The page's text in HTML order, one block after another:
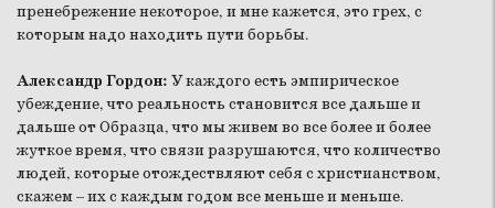
пренебрежение некоторое, и мне кажется, это грех, с
которым надо находить пути борьбы.
Александр Гордон: У каждого есть эмпирическое
убеждение, что реальность становится все дальше и
дальше от Образца, что мы живем во все более и более
жуткое время, что связи разрушаются, что количество
людей, которые отождествляют себя с христианством,
скажем – их с каждым годом все меньше и меньше.